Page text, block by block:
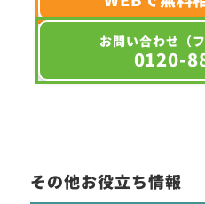
お問い合わせ（
0120-
その他お役立ち情報